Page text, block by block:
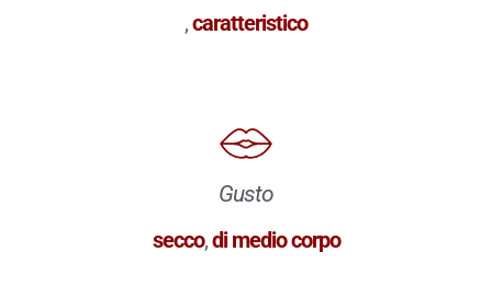
,caratteristico
Gusto
secco,di medio corpo